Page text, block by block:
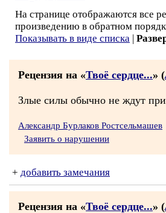
На странице отображаются все
произведению в обратном
Показывать в виде списка |
Рецензия на «Твоё сердце...» (
Злые силы обычно не ждут
Александр Бурлаков Ростсельмашев
Заявить о нарушении
+ добавить замечания
Рецензия на «Твоё сердце...» (